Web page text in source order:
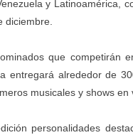
y Latinoamérica,
diciembre.
que competirán
entregará alrededor de
musicales y shows en
personalidades